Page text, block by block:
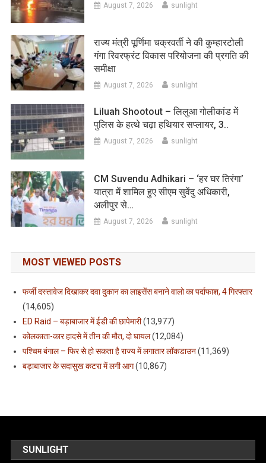
August 7, 2026 sunlight
राज्य मंत्री पूर्णिमा चक्रवर्ती ने की कुम्हारटोली
गंगा रिवरफ्रंट विकास परियोजना की प्रगति की
समीक्षा
August 7, 2026 sunlight
Liluah Shootout – लिलुआ गोलीकांड में
पुलिस के हत्थे चढ़ा हथियार सप्लायर, 3..
August 7, 2026 sunlight
CM Suvendu Adhikari – ‘हर घर तिरंगा’
यात्रा में शामिल हुए सीएम सुवेंदु अधिकारी,
अलीपुर से…
August 7, 2026 sunlight
MOST VIEWED POSTS
फर्जी दस्तावेज दिखाकर दवा दुकान का लाइसेंस बनाने वालो का पर्दाफाश, 4 गिरफ्तार
(14,605)
ED Raid – बड़ाबाजार में ईडी की छापेमारी(13,977)
कोलकाता-कार हादसे में तीन की मौत, दो घायल(12,084)
पश्चिम बंगाल – फिर से हो सकता है राज्य में लगातार लॉकडाउन(11,369)
बड़ाबाजार के सदासुख कटरा में लगी आग(10,867)
SUNLIGHT